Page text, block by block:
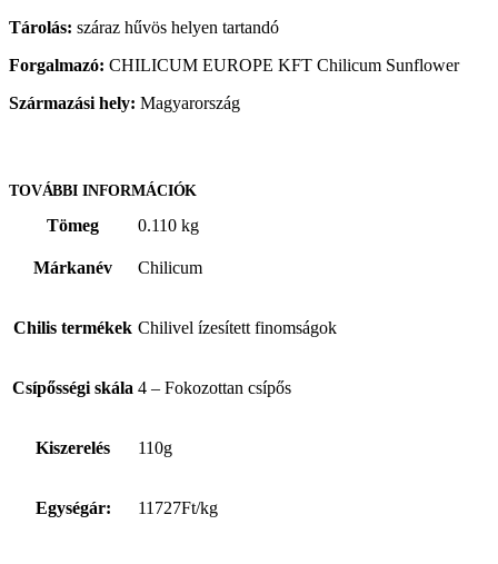
Tárolás: száraz hűvös helyen tartandó
Forgalmazó: CHILICUM EUROPE KFT Chilicum Sunflower
Származási hely: Magyarország
TOVÁBBI INFORMÁCIÓK
Tömeg 0.110 kg
Márkanév Chilicum
Chilis termékek Chilivel ízesített finomságok
Csípősségi skála 4 – Fokozottan csípős
Kiszerelés 110g
Egységár: 11727Ft/kg